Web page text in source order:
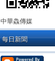
中華鱻傳媒
每日新聞